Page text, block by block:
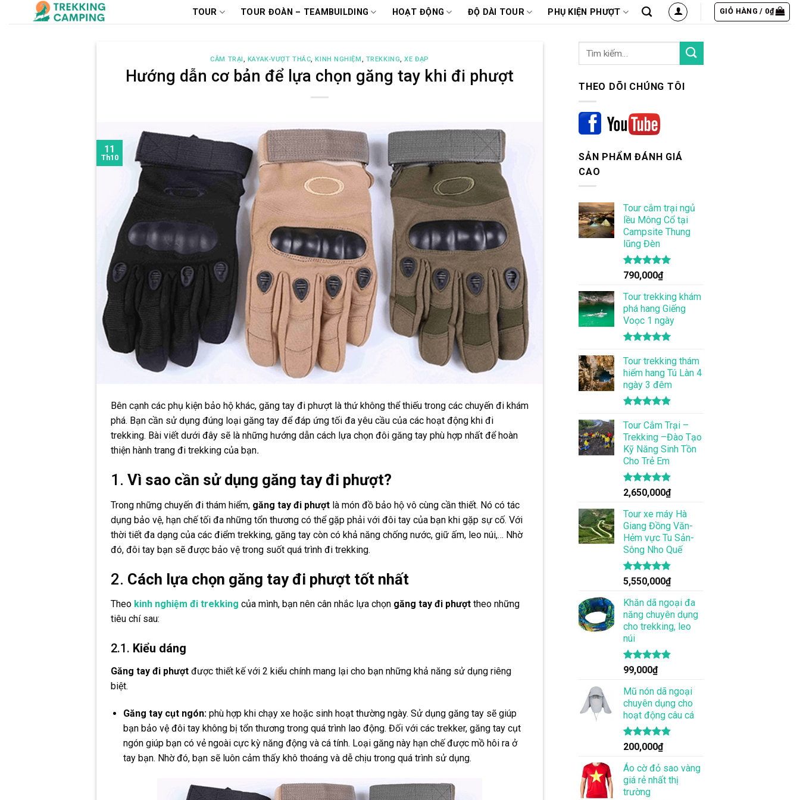
đến
TOUR TOUR ĐOÀN – TEAMBUILDING HOẠT ĐỘNG ĐỘ DÀI TOUR PHỤ KIỆN PHƯỢT GIỎ HÀNG / 0₫
CẮM TRẠI, KAYAK-VƯỢT THÁC,KINH NGHIỆM, TREKKING,XE ĐẠP
Hướng dẫn cơ bản để lựa chọn găng tay khi đi phượt
11
Th10
Bên cạnh các phụ kiện bảo hộ khác, găng tay đi phượt là thứ không thể thiếu trong các chuyến đi khám
phá. Bạn cần sử dụng đúng loại găng tay để đáp ứng tối đa yêu cầu của các hoạt động khi đi
trekking. Bài viết dưới đây sẽ là những hướng dẫn cách lựa chọn đôi găng tay phù hợp nhất để hoàn
thiện hành trang đi trekking của bạn.
1. Vì sao cần sử dụng găng tay đi phượt?
Trong những chuyến đi thám hiểm, găng tay đi phượt là món đồ bảo hộ vô cùng cần thiết. Nó có tác
dụng bảo vệ, hạn chế tối đa những tổn thương có thể gặp phải với đôi tay của bạn khi gặp sự cố. Với
thời tiết đa dạng của các điểm trekking, găng tay còn có khả năng chống nước, giữ ấm, leo núi,… Nhờ
đó, đôi tay bạn sẽ được bảo vệ trong suốt quá trình đi trekking.
2. Cách lựa chọn găng tay đi phượt tốt nhất
Theo kinh nghiệm đi trekking của mình, bạn nên cân nhắc lựa chọn găng tay đi phượt theo những
tiêu chí sau:
2.1. Kiểu dáng
Găng tay đi phượt được thiết kế với 2 kiểu chính mang lại cho bạn những khả năng sử dụng riêng
biệt.
Găng tay cụt ngón: phù hợp khi chạy xe hoặc sinh hoạt thường ngày. Sử dụng găng tay sẽ giúp
bạn bảo vệ đôi tay không bị tổn thương trong quá trình lao động. Đối với các trekker, găng tay cụt
ngón giúp bạn có vẻ ngoài cực kỳ năng động và cá tính. Loại găng này hạn chế được mồ hôi ra ở
tay bạn. Nhờ đó, bạn sẽ luôn cảm thấy khô thoáng và dễ chịu trong quá trình sử dụng.
THEO DÕI CHÚNG TÔI
SẢN PHẨM ĐÁNH GIÁ
CAO
Tour cắm trại ngủ
lều Mông Cổ tại
Campsite Thung
lũng Đèn
Được xếp
hạng
5.00
5 sao
790,000₫
Tour trekking khám
phá hang Giếng
Voọc 1 ngày
hạng5.00
5 sao
Tour trekking thám
hiểm hang Tú Làn 4
ngày 3 đêm
hạng4.86
5 sao
Tour Cắm Trại –
Trekking –Đào Tạo
Kỹ Năng Sinh Tồn
Cho Trẻ Em
Được xếp
hạng 4.86
5 sao
2,650,000₫
Tour xe máy Hà
Giang Đồng Văn-
Hẻm vực Tu Sản-
Sông Nho Quế
Được xếp
hạng 4.83
5 sao
5,550,000₫
Khăn dã ngoại đa
năng chuyên dụng
cho trekking, leo
núi
Được xếp
hạng
4.83
5 sao
99,000₫
Mũ nón dã ngoại
chuyên dụng cho
hoạt động câu cá
Được xếp
hạng
4.83
5 sao
200,000₫
Áo cờ đỏ sao vàng
giá rẻ nhất thị
trường